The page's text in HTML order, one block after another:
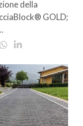
della
GOLD;